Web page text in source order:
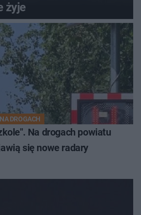
żyje
DROGACH
Na drogach powiatu
się nowe radary